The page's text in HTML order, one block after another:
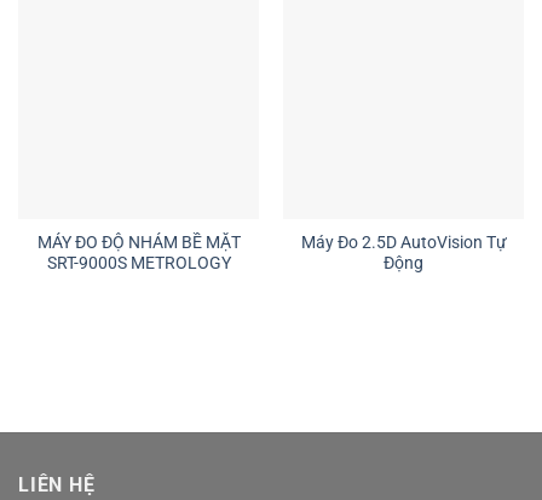
MÁY ĐO ĐỘ NHÁM BỀ MẶT
SRT-9000S METROLOGY
Máy Đo 2.5D AutoVision Tự
Động
LIÊN HỆ